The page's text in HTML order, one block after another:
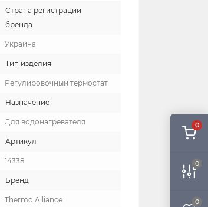
0
0
0
Страна регистрации
бренда
Украина
Тип изделия
Регулировочный термостат
Назначение
Для водонагревателя
Артикул
14338
Бренд
Thermo Alliance